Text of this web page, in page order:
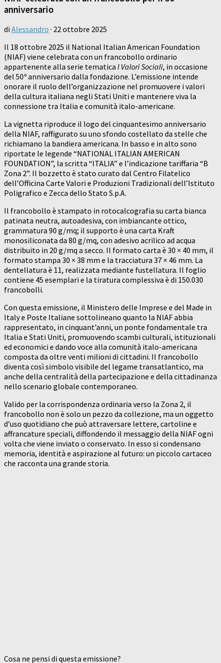
anniversario
di Alessandro · 22 ottobre 2025
Il 18 ottobre 2025 il National Italian American Foundation
(NIAF) viene celebrata con un francobollo ordinario
appartenente alla serie tematica I Valori Sociali, in occasione
del 50º anniversario dalla fondazione. L’emissione intende
onorare il ruolo dell’organizzazione nel promuovere i valori
della cultura italiana negli Stati Uniti e mantenere viva la
connessione tra Italia e comunità italo-americane.
La vignetta riproduce il logo del cinquantesimo anniversario
della NIAF, raffigurato su uno sfondo costellato da stelle che
richiamano la bandiera americana. In basso e in alto sono
riportate le legende “NATIONAL ITALIAN AMERICAN
FOUNDATION”, la scritta “ITALIA” e l’indicazione tariffaria “B
Zona 2”. Il bozzetto è stato curato dal Centro Filatelico
dell’Officina Carte Valori e Produzioni Tradizionali dell’Istituto
Poligrafico e Zecca dello Stato S.p.A.
Il francobollo è stampato in rotocalcografia su carta bianca
patinata neutra, autoadesiva, con imbiancante ottico,
grammatura 90 g/mq; il supporto è una carta Kraft
monosiliconata da 80 g/mq, con adesivo acrilico ad acqua
distribuito in 20 g/mq a secco. Il formato carta è 30 × 40 mm, il
formato stampa 30 × 38 mm e la tracciatura 37 × 46 mm. La
dentellatura è 11, realizzata mediante fustellatura. Il foglio
contiene 45 esemplari e la tiratura complessiva è di 150.030
francobolli.
Con questa emissione, il Ministero delle Imprese e del Made in
Italy e Poste Italiane sottolineano quanto la NIAF abbia
rappresentato, in cinquant’anni, un ponte fondamentale tra
Italia e Stati Uniti, promuovendo scambi culturali, istituzionali
ed economici e dando voce alla comunità italo-americana
composta da oltre venti milioni di cittadini. Il francobollo
diventa così simbolo visibile del legame transatlantico, ma
anche della centralità della partecipazione e della cittadinanza
nello scenario globale contemporaneo.
Valido per la corrispondenza ordinaria verso la Zona 2, il
francobollo non è solo un pezzo da collezione, ma un oggetto
d’uso quotidiano che può attraversare lettere, cartoline e
affrancature speciali, diffondendo il messaggio della NIAF ogni
volta che viene inviato o conservato. In esso si condensano
memoria, identità e aspirazione al futuro: un piccolo cartaceo
che racconta una grande storia.
Cosa ne pensi di questa emissione?